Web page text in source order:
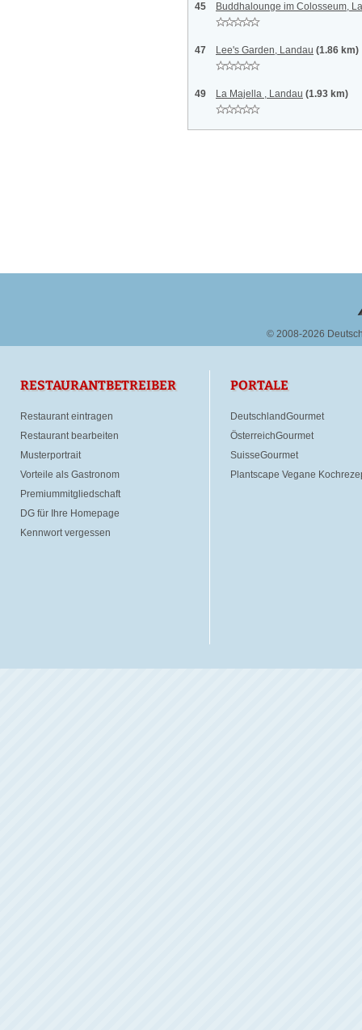
45 Buddhalounge im Colosseum,
47 Lee's Garden, Landau (1.86 km)
49 La Majella , Landau (1.93 km)
© 2008-2026
RESTAURANTBETREIBER
Restaurant eintragen
Restaurant bearbeiten
Musterportrait
Vorteile als Gastronom
Premiummitgliedschaft
DG für Ihre Homepage
Kennwort vergessen
PORTALE
DeutschlandGourmet
ÖsterreichGourmet
SuisseGourmet
Plantscape Vegane